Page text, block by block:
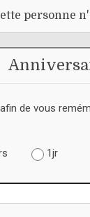
personne
de vous
1jr